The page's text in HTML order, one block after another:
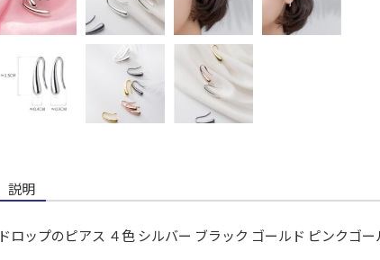
説明
ドロップのピアス ４色 シルバー ブラック ゴールド ピンクゴ